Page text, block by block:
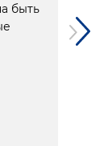
быть